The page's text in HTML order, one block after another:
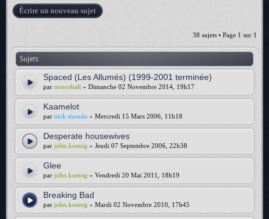
Écrire un nouveau sujet
38 sujets • Page 1 sur 1
Sujets
Spaced (Les Allumés) (1999-2001 terminée)
par neocobalt » Dimanche 02 Novembre 2014, 19h17
Kaamelot
par nick mondo » Mercredi 15 Mars 2006, 11h18
Desperate housewives
par john.koenig » Jeudi 07 Septembre 2006, 22h38
Glee
par john.koenig » Vendredi 20 Mai 2011, 18h19
Breaking Bad
par john.koenig » Mardi 02 Novembre 2010, 17h45